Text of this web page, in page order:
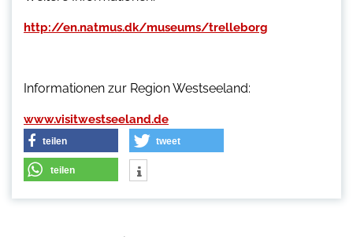
http://en.natmus.dk/museums/trelleborg
Informationen zur Region Westseeland:
www.visitwestseeland.de
teilen tweet
teilen